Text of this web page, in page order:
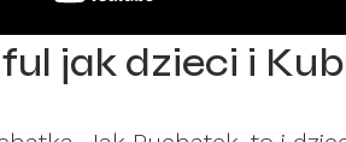
jak dzieci i